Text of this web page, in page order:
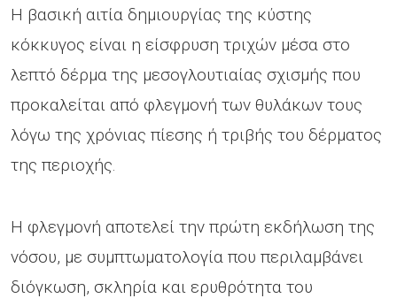
Η βασική αιτία δημιουργίας της κύστης
κόκκυγος είναι η είσφρυση τριχών μέσα στο
λεπτό δέρμα της μεσογλουτιαίας σχισμής που
προκαλείται από φλεγμονή των θυλάκων τους
λόγω της χρόνιας πίεσης ή τριβής του δέρματος
της περιοχής.
Η φλεγμονή αποτελεί την πρώτη εκδήλωση της
νόσου, με συμπτωματολογία που περιλαμβάνει
διόγκωση, σκληρία και ερυθρότητα του